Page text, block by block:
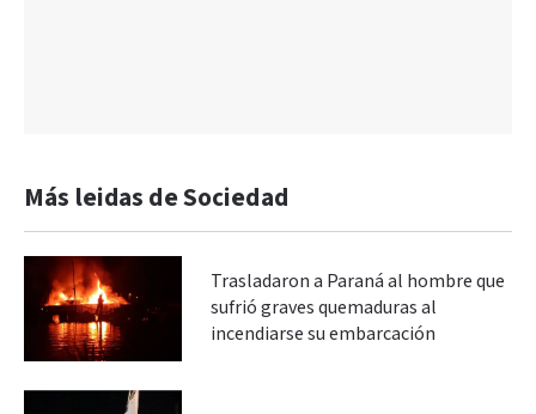
Más leidas de Sociedad
Trasladaron a Paraná al hombre que
sufrió graves quemaduras al
incendiarse su embarcación